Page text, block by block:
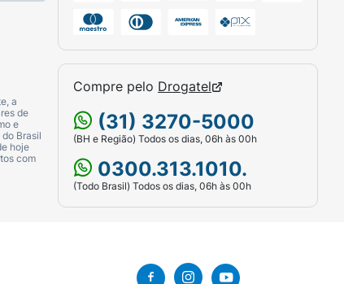
a
de
e
Brasil
hoje
com
Compre pelo Drogatel
(31) 3270-5000
(BH e Região) Todos os dias, 06h às 00h
0300.313.1010.
(Todo Brasil) Todos os dias, 06h às 00h